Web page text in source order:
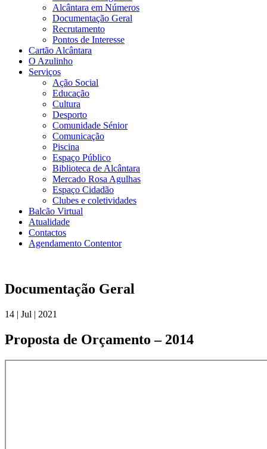
Alcântara em Números
Documentação Geral
Recrutamento
Pontos de Interesse
Cartão Alcântara
O Azulinho
Serviços
Ação Social
Educação
Cultura
Desporto
Comunidade Sénior
Comunicação
Piscina
Espaço Público
Biblioteca de Alcântara
Mercado Rosa Agulhas
Espaço Cidadão
Clubes e coletividades
Balcão Virtual
Atualidade
Contactos
Agendamento Contentor
Documentação Geral
14 | Jul | 2021
Proposta de Orçamento – 2014